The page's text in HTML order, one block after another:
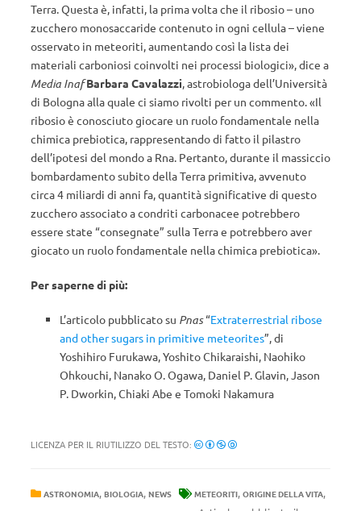
Terra. Questa è, infatti, la prima volta che il ribosio – uno
zucchero monosaccaride contenuto in ogni cellula – viene
osservato in meteoriti, aumentando così la lista dei
materiali carboniosi coinvolti nei processi biologici», dice a
Media Inaf Barbara Cavalazzi, astrobiologa dell’Università
di Bologna alla quale ci siamo rivolti per un commento. «Il
ribosio è conosciuto giocare un ruolo fondamentale nella
chimica prebiotica, rappresentando di fatto il pilastro
dell’ipotesi del mondo a Rna. Pertanto, durante il massiccio
bombardamento subito della Terra primitiva, avvenuto
circa 4 miliardi di anni fa, quantità significative di questo
zucchero associato a condriti carbonacee potrebbero
essere state “consegnate” sulla Terra e potrebbero aver
giocato un ruolo fondamentale nella chimica prebiotica».
Per saperne di più:
L’articolo pubblicato su Pnas“Extraterrestrial ribose
and other sugars in primitive meteorites”, di
Yoshihiro Furukawa, Yoshito Chikaraishi, Naohiko
Ohkouchi, Nanako O. Ogawa, Daniel P. Glavin, Jason
P. Dworkin, Chiaki Abe e Tomoki Nakamura
LICENZA PER IL RIUTILIZZO DEL TESTO:
ASTRONOMIA, BIOLOGIA, NEWS METEORITI, ORIGINE DELLA VITA,